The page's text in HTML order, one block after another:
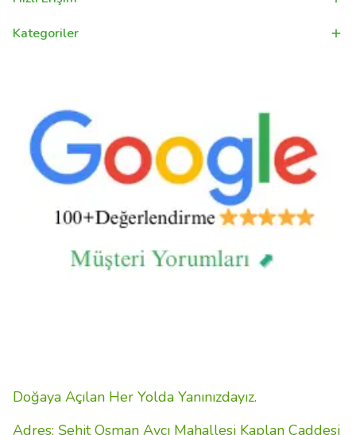
Kategoriler
Doğaya Açılan Her Yolda Yanınızdayız.
Adres: Şehit Osman Avcı Mahallesi Kaplan Caddesi